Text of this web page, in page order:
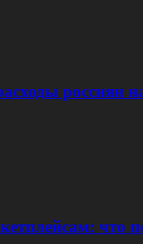
россиян
что